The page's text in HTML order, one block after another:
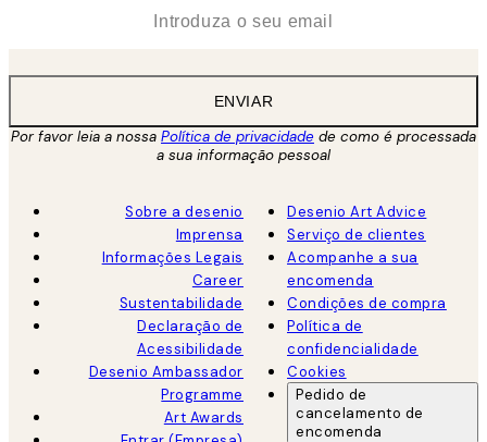
ENVIAR
Por favor leia a nossa Política de privacidade de como é processada
a sua informação pessoal
Sobre a desenio
Imprensa
Informações Legais
Career
Sustentabilidade
Declaração de
Acessibilidade
Desenio Ambassador
Programme
Art Awards
Desenio Art Advice
Serviço de clientes
Acompanhe a sua
encomenda
Condições de compra
Política de
confidencialidade
Cookies
Pedido de
cancelamento de
encomenda